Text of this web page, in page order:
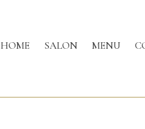
HOME SALON MENU